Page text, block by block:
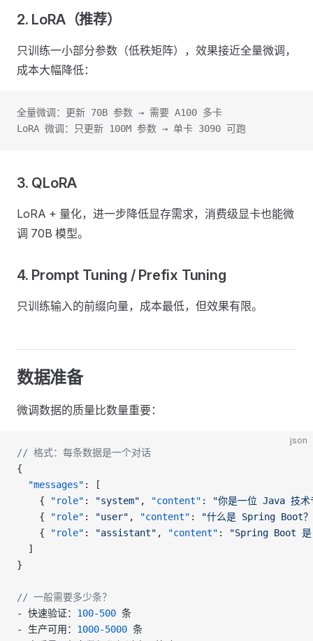
2. LoRA（推荐）
只训练一小部分参数（低秩矩阵），效果接近全量微调，
成本大幅降低：
全量微调：更新 70B 参数 → 需要 A100 多卡
LoRA 微调：只更新 100M 参数 → 单卡 3090 可跑
3. QLoRA
LoRA + 量化，进一步降低显存需求，消费级显卡也能微
调 70B 模型。
4. Prompt Tuning / Prefix Tuning
只训练输入的前缀向量，成本最低，但效果有限。
数据准备
微调数据的质量比数量重要：
json
// 格式：每条数据是一个对话
{
  "messages"
: [
    {
"role" : "system" , "content" :
"你是一位 Java 技术
    {
"role" : "user" , "content" :
"什么是 Spring Boot
    {
"role" : "assistant" , "content" :
"Spring Boot
  ]
}
// 一般需要多少条？
- 快速验证： 100-500 条
- 生产可用： 1000-5000 条